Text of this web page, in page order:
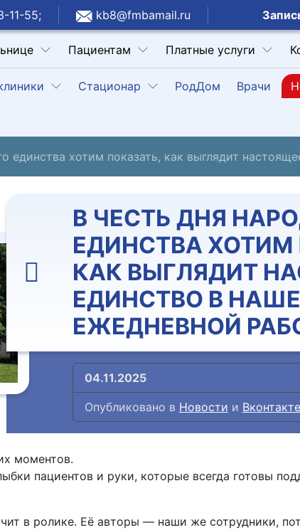
11-55; kb8@fmbamail.ru
Пациентам Платные услуги
Стационар РодДом Врачи
единства хотим показать, как выглядит
В ЧЕСТЬ ДНЯ
ЕДИНСТВА ХОТИМ
КАК ВЫГЛЯДИТ
ЕДИНСТВО В
ЕЖЕДНЕВНОЙ
04.11.2025
Опубликовано в Новости и Вконтакте
моментов.
пациентов и руки, которые всегда готовы
в ролике. Её авторы — наши же сотрудники,